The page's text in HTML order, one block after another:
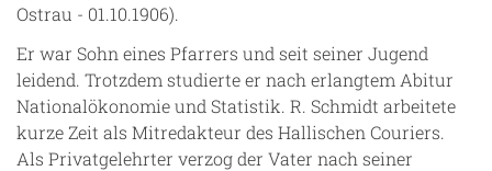
Ostrau - 01.10.1906).
Er war Sohn eines Pfarrers und seit seiner Jugend
leidend. Trotzdem studierte er nach erlangtem Abitur
Nationalökonomie und Statistik. R. Schmidt arbeitete
kurze Zeit als Mitredakteur des Hallischen Couriers.
Als Privatgelehrter verzog der Vater nach seiner